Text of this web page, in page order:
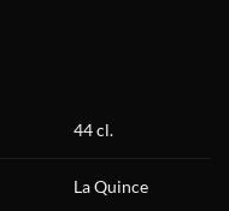
44 cl.
La Quince